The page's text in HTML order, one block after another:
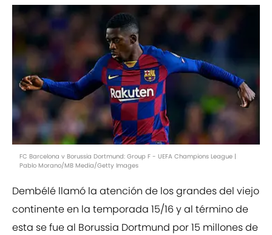
FC Barcelona v Borussia Dortmund: Group F - UEFA Champions League |
Pablo Morano/MB Media/Getty Images
Dembélé llamó la atención de los grandes del viejo
continente en la temporada 15/16 y al término de
esta se fue al Borussia Dortmund por 15 millones de